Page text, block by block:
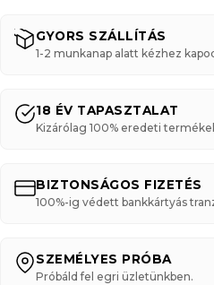
GYORS SZÁLLÍTÁS
1-2 munkanap alatt kézhez
18 ÉV TAPASZTALAT
Kizárólag 100% eredeti
BIZTONSÁGOS FIZETÉS
100%-ig védett bankkártyás
SZEMÉLYES PRÓBA
Próbáld fel egri üzletünkben.